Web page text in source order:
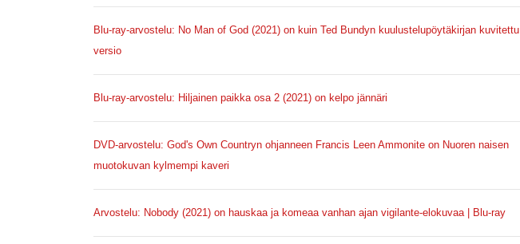
Blu-ray-arvostelu: No Man of God (2021) on kuin Ted Bundyn kuulustelupöytäkirjan kuvitettu
versio
Blu-ray-arvostelu: Hiljainen paikka osa 2 (2021) on kelpo jännäri
DVD-arvostelu: God's Own Countryn ohjanneen Francis Leen Ammonite on Nuoren naisen
muotokuvan kylmempi kaveri
Arvostelu: Nobody (2021) on hauskaa ja komeaa vanhan ajan vigilante-elokuvaa | Blu-ray